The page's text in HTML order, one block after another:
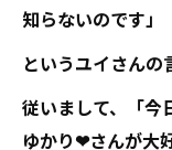
知らないのです」
というユイさんの
従いまして、「今
ゆかり❤さんが大